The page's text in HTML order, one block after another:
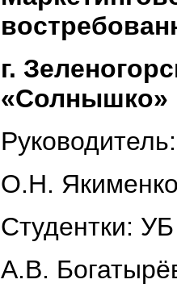
г.
«Солнышко»
Руководитель:
О.Н.
Студентки:
А.В.